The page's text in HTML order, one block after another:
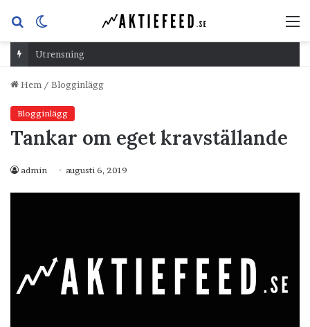
Sök
efterskin
Utrensning
Hem / Blogginlägg
Blogginlägg
Tankar om eget kravställande
admin augusti 6, 2019